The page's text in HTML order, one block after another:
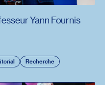
Recherche
Yann Fournis